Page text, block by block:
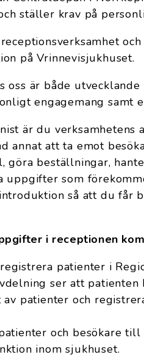
ställer krav på
på Vrinnevisjukhuset.
oss är både
engagemang samt
är du verksamhetens
annat att ta emot
göra beställningar,
uppgifter som
så att du får
i receptionen
patienter i
ser att patienten
av patienter och
och besökare
inom sjukhuset.